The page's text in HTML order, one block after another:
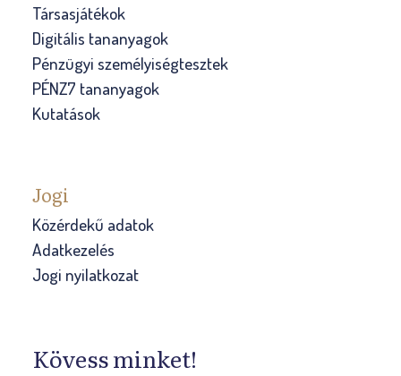
Társasjátékok
Digitális tananyagok
Pénzügyi személyiségtesztek
PÉNZ7 tananyagok
Kutatások
Jogi
Közérdekű adatok
Adatkezelés
Jogi nyilatkozat
Kövess minket!